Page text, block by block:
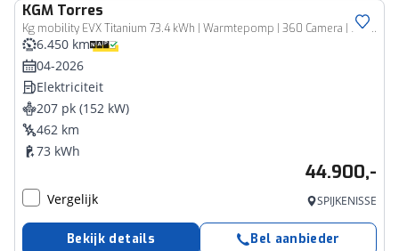
KGM Torres
Kg mobility EVX Titanium 73.4 kWh | Warmtepomp | 360 Camera | Stoelventi
6.450 km
04-2026
Elektriciteit
207 pk (152 kW)
462 km
73 kWh
44.900,-
Vergelijk SPIJKENISSE
Bekijk details Bel aanbieder